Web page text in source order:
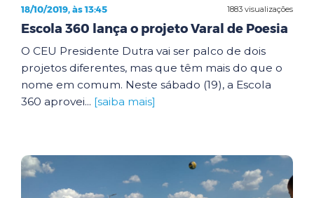
1883 visualizações
18/10/2019, às 13:45
Escola 360 lança o projeto Varal de Poesia
O CEU Presidente Dutra vai ser palco de dois
projetos diferentes, mas que têm mais do que o
nome em comum. Neste sábado (19), a Escola
360 aprovei... [saiba mais]